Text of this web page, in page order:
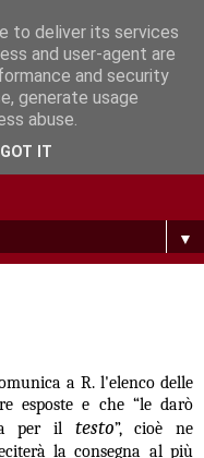
▼
a R. l'elenco delle
esposte e che “le darò
per il testo”, cioè ne
la consegna al più
to deliver its services
and user-agent are
and security
generate usage
abuse.
GOT IT